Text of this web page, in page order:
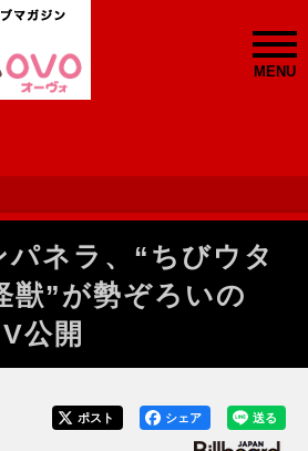
MENU
ネラ、“ちびウタ
獣”が勢ぞろいの
公開
送る
シェア
ポスト